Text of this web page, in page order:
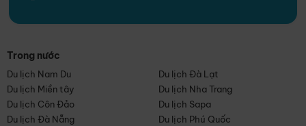
Trong nước
Du lịch Nam Du
Du lịch Đà Lạt
Du lịch Miền tây
Du lịch Nha Trang
Du lịch Côn Đảo
Du lịch Sapa
Du lịch Đà Nẵng
Du lịch Phú Quốc